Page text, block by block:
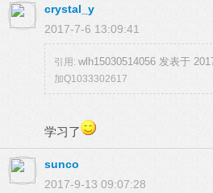
crystal_y
2017-7-6 13:09:41
引用: wlh15030514056 发表于
加Q1033302617
学习了
sunco
2017-9-13 09:07:28